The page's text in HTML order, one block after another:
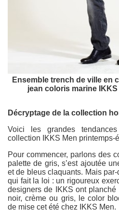
Ensemble trench de ville en
jean coloris marine
Décryptage de la collection
Voici les grandes
collection IKKS Men printemps-
Pour commencer, parlons des
palette de gris, s’est ajoutée
et de bleus claquants. Mais
qui fait la loi : un rigoureux
designers de IKKS ont
noir, crème ou gris, le color
de mise cet été chez IKKS Men.